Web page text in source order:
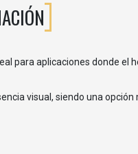
para aplicaciones donde
visual, siendo una